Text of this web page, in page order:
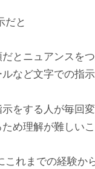
だと
だとニュアンスを
など文字での指
示をする人が毎回
め理解が難しいこ
これまでの経験か